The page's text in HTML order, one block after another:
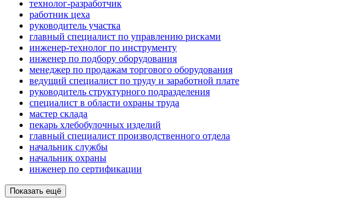
технолог-разработчик
работник цеха
руководитель участка
главный специалист по управлению рисками
инженер-технолог по инструменту
инженер по подбору оборудования
менеджер по продажам торгового оборудования
ведущий специалист по труду и заработной плате
руководитель структурного подразделения
специалист в области охраны труда
мастер склада
пекарь хлебобулочных изделий
главный специалист производственного отдела
начальник службы
начальник охраны
инженер по сертификации
Показать ещё